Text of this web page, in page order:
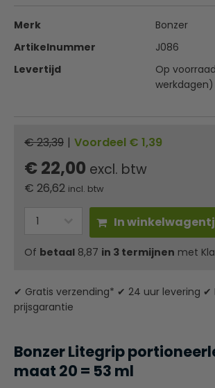
Merk
Bonzer
Artikelnummer
J086
Levertijd
Op
werkdagen)
€ 23,39 | Voordeel € 1,39
€ 22,00 excl. btw
€ 26,62 incl. btw
In
Of betaal 8,87 in 3 termijnen met
✔ Gratis verzending* ✔ 24 uur levering ✔
prijsgarantie
Bonzer Litegrip
maat 20 = 53 ml